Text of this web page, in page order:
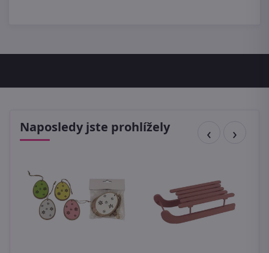
Naposledy jste prohlížely